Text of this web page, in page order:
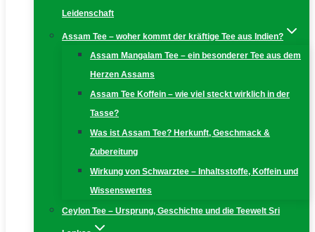
Leidenschaft
Assam Tee – woher kommt der kräftige Tee aus Indien?
Assam Mangalam Tee – ein besonderer Tee aus dem
Herzen Assams
Assam Tee Koffein – wie viel steckt wirklich in der
Tasse?
Was ist Assam Tee? Herkunft, Geschmack &
Zubereitung
Wirkung von Schwarztee – Inhaltsstoffe, Koffein und
Wissenswertes
Ceylon Tee – Ursprung, Geschichte und die Teewelt Sri